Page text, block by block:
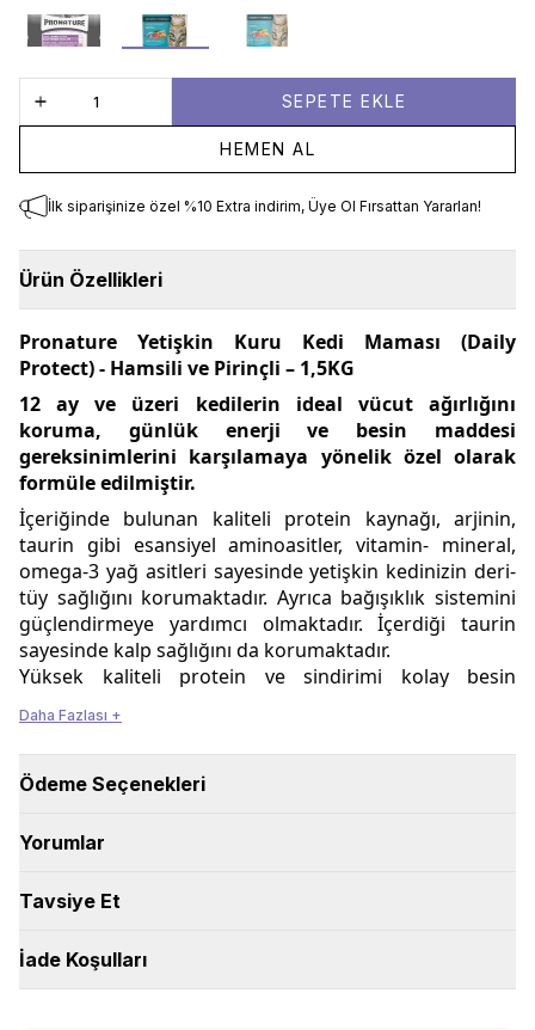
100 gr 1.5 kg 10 kg
SEPETE EKLE
HEMEN AL
İlk siparişinize özel %10 Extra indirim, Üye Ol Fırsattan Yararlan!
Ürün Özellikleri
Pronature Yetişkin Kuru Kedi Maması (Daily
Protect) - Hamsili ve Pirinçli – 1,5KG
12 ay ve üzeri kedilerin ideal vücut ağırlığını
koruma, günlük enerji ve besin maddesi
gereksinimlerini karşılamaya yönelik özel olarak
formüle edilmiştir.
İçeriğinde bulunan kaliteli protein kaynağı, arjinin,
taurin gibi esansiyel aminoasitler, vitamin- mineral,
omega-3 yağ asitleri sayesinde yetişkin kedinizin deri-
tüy sağlığını korumaktadır. Ayrıca bağışıklık sistemini
güçlendirmeye yardımcı olmaktadır. İçerdiği taurin
sayesinde kalp sağlığını da korumaktadır.
Yüksek kaliteli protein ve sindirimi kolay besin
dönemdeki kedilerin enerji gereksinimlerini yeterli
düzeyde karşılamaya yönelik tam ve dengeli bir
mamadır.
düzeyde arjinin, taurin, vitamin- mineral, omega-3 yağ
sağlığını geliştirmeye, bağışıklık sistemini
güçlendirmeye
* Prebiyotik özellik gösteren Frukto-oligasakkaritler (FOS)
sayesinde bağırsak florasının sağlığını düzenlemektedir.
Daha Fazlası +
Ödeme Seçenekleri
Yorumlar
Tavsiye Et
İade Koşulları